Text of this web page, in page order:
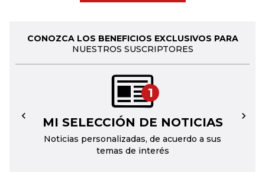
CONOZCA LOS BENEFICIOS EXCLUSIVOS PARA
NUESTROS SUSCRIPTORES
1
MI SELECCIÓN DE NOTICIAS
Noticias personalizadas, de acuerdo a sus
temas de interés
← →